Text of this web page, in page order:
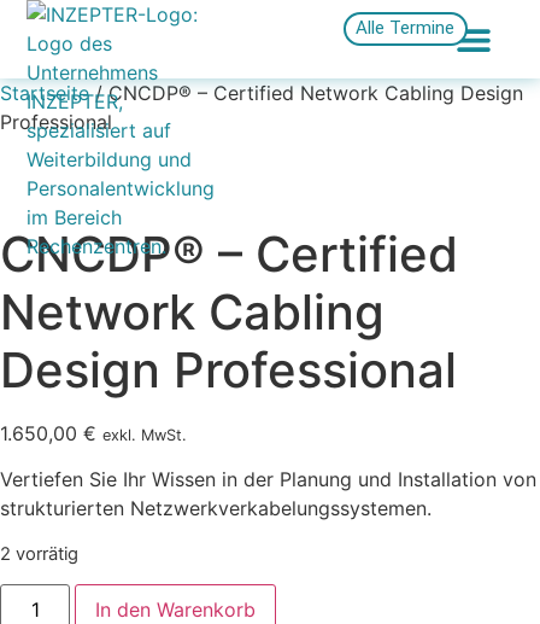
Alle Termine
Startseite/ CNCDP® – Certified Network Cabling Design
Professional
CNCDP® – Certified
Network Cabling
Design Professional
1.650,00 € exkl. MwSt.
Vertiefen Sie Ihr Wissen in der Planung und Installation von
strukturierten Netzwerkverkabelungssystemen.
2 vorrätig
In den Warenkorb